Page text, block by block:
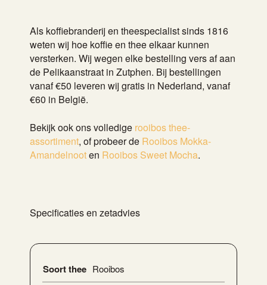
Als koffiebranderij en theespecialist sinds 1816
weten wij hoe koffie en thee elkaar kunnen
versterken. Wij wegen elke bestelling vers af aan
de Pelikaanstraat in Zutphen. Bij bestellingen
vanaf €50 leveren wij gratis in Nederland, vanaf
€60 in België.
Bekijk ook ons volledige rooibos thee-
assortiment, of probeer de Rooibos Mokka-
Amandelnooten Rooibos Sweet Mocha.
Specificaties en zetadvies
Soort thee Rooibos